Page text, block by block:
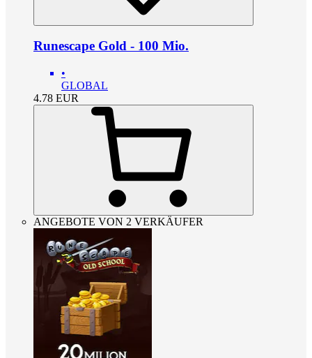
Runescape Gold - 100 Mio.
•
GLOBAL
4.78 EUR
ANGEBOTE VON 2 VERKÄUFER